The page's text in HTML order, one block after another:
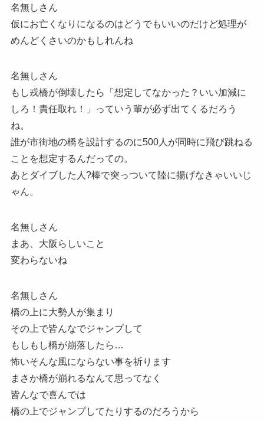
名無しさん
仮にお亡くなりになるのはどうでもいいのだけど処理が
めんどくさいのかもしれんね
名無しさん
もし戎橋が倒壊したら「想定してなかった？いい加減に
しろ！責任取れ！」っていう輩が必ず出てくるだろう
ね。
誰が市街地の橋を設計するのに500人が同時に飛び跳ねる
ことを想定するんだっての。
あとダイブした人?棒で突っついて陸に揚げなきゃいいじ
ゃん。
名無しさん
まあ、大阪らしいこと
変わらないね
名無しさん
橋の上に大勢人が集まり
その上で皆んなでジャンプして
もしもし橋が崩落したら…
怖いそんな風にならない事を祈ります
まさか橋が崩れるなんて思ってなく
皆んなで喜んでは
橋の上でジャンプしてたりするのだろうから